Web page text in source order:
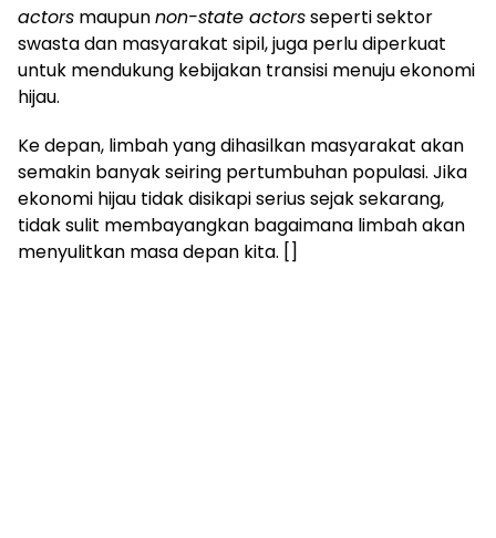
actors maupunnon-state actorsseperti sektor
swasta dan masyarakat sipil, juga perlu diperkuat
untuk mendukung kebijakan transisi menuju ekonomi
hijau.
Ke depan, limbah yang dihasilkan masyarakat akan
semakin banyak seiring pertumbuhan populasi. Jika
ekonomi hijau tidak disikapi serius sejak sekarang,
tidak sulit membayangkan bagaimana limbah akan
menyulitkan masa depan kita. []